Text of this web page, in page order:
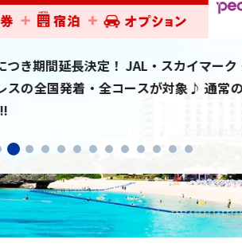
定のセールやお得なクーポン、毎日引
りだくさん！初回ダウンロード特典も
ド決済やクレジットカードがご利用可能